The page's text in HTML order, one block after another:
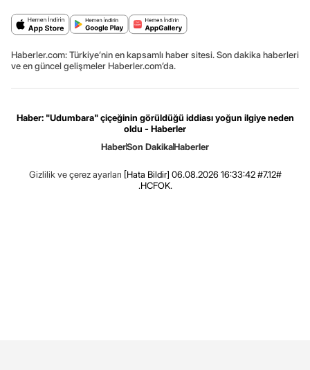
Haberler.com: Türkiye’nin en kapsamlı haber sitesi. Son dakika haberleri
ve en güncel gelişmeler Haberler.com’da.
Haber: "Udumbara" çiçeğinin görüldüğü iddiası yoğun ilgiye neden
oldu - Haberler
HaberSon DakikaHaberler
Gizlilik ve çerez ayarları [Hata Bildir] 06.08.2026 16:33:42 #7.12#
.HCFOK.